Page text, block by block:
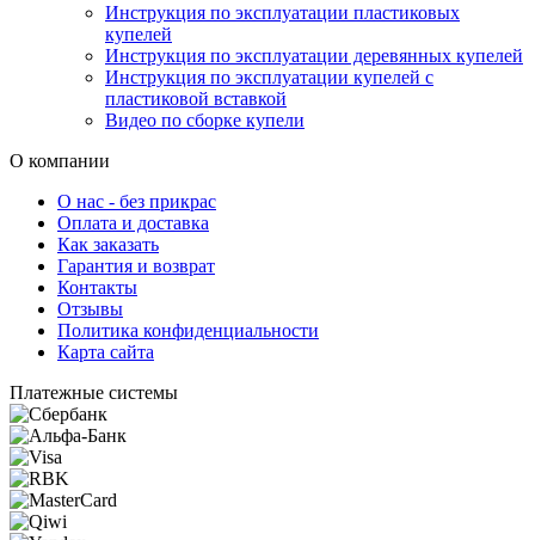
Инструкция по эксплуатации пластиковых
купелей
Инструкция по эксплуатации деревянных купелей
Инструкция по эксплуатации купелей с
пластиковой вставкой
Видео по сборке купели
О компании
О нас - без прикрас
Оплата и доставка
Как заказать
Гарантия и возврат
Контакты
Отзывы
Политика конфиденциальности
Карта сайта
Платежные системы